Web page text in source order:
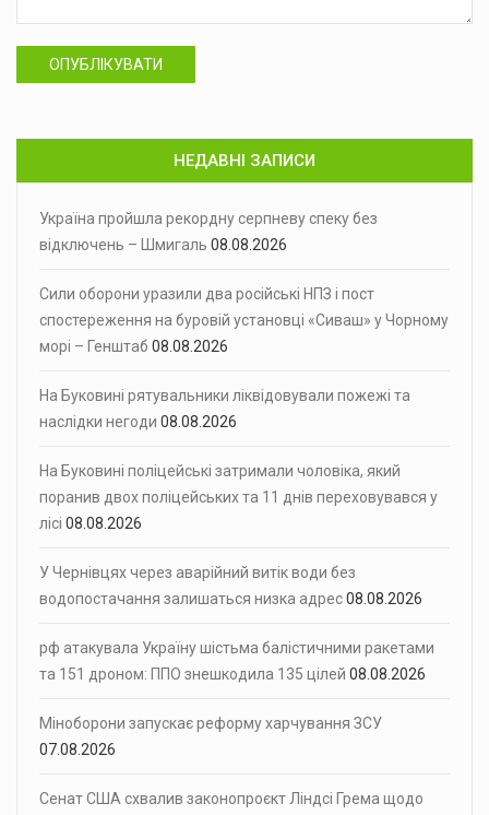
ОПУБЛІКУВАТИ
НЕДАВНІ ЗАПИСИ
Україна пройшла рекордну серпневу спеку без
відключень – Шмигаль 08.08.2026
Сили оборони уразили два російські НПЗ і пост
спостереження на буровій установці «Сиваш» у Чорному
морі – Генштаб 08.08.2026
На Буковині рятувальники ліквідовували пожежі та
наслідки негоди 08.08.2026
На Буковині поліцейські затримали чоловіка, який
поранив двох поліцейських та 11 днів переховувався у
лісі 08.08.2026
У Чернівцях через аварійний витік води без
водопостачання залишаться низка адрес08.08.2026
рф атакувала Україну шістьма балістичними ракетами
та 151 дроном: ППО знешкодила 135 цілей 08.08.2026
Міноборони запускає реформу харчування ЗСУ
07.08.2026
Сенат США схвалив законопроєкт Ліндсі Грема щодо